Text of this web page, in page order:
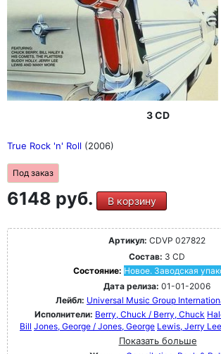
3 CD
True Rock 'n' Roll (2006)
Под заказ
6148 руб. В корзину
Артикул: CDVP 027822
Состав: 3 CD
Состояние: Новое. Заводская
Дата релиза: 01-01-2006
Лейбл: Universal Music Group
Исполнители: Berry, Chuck / Berry, Chuck
Bill Jones, George / Jones, George Lewis, Jerry
Показать больше